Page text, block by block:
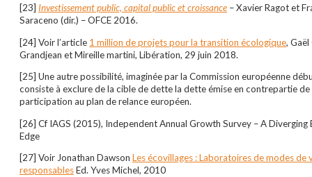
[23] Investissement public, capital public et croissance – Xavier Ragot et
Saraceno (dir.) – OFCE 2016.
[24] Voir l’article 1 million de projets pour la transition écologique,
Grandjean et Mireille martini, Libération, 29 juin 2018.
[25] Une autre possibilité, imaginée par la Commission européenne
consiste à exclure de la cible de dette la dette émise en contrepartie de
participation au plan de relance européen.
[26] Cf IAGS (2015), Independent Annual Growth Survey – A Diverging
Edge
[27] Voir Jonathan Dawson Les écovillages : Laboratoires de modes de
responsablesEd. Yves Michel, 2010